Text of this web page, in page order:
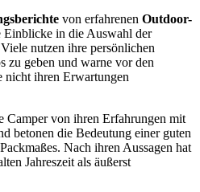
von erfahrenen Outdoor-
Einblicke in die Auswahl der
nutzen ihre persönlichen
zu geben und warne vor den
nicht ihren Erwartungen
Camper von ihren Erfahrungen mit
betonen die Bedeutung einer guten
Nach ihren Aussagen hat
Jahreszeit als äußerst